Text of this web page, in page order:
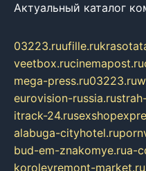
Актуальный каталог
03223.ruufille.ru
veetbox.rucinemapost.ru
mega-press.ru03223.ru
eurovision-russia.ru
itrack-24.ru
alabuga-cityhotel.ru
bud-em-znakomye.rua-
korolevremont-market.ru